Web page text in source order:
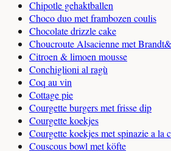
Chipotle gehaktballen
Choco duo met frambozen coulis
Chocolate drizzle cake
Choucroute Alsacienne met
Citroen & limoen mousse
Conchiglioni al ragù
Coq au vin
Cottage pie
Courgette burgers met frisse dip
Courgette koekjes
Courgette koekjes met spinazie a la
Couscous bowl met köfte